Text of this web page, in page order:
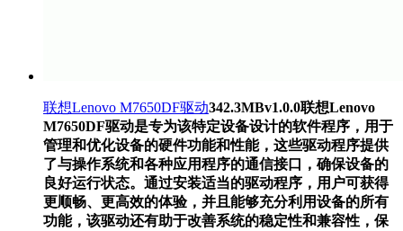
联想Lenovo M7650DF驱动342.3MBv1.0.0联想Lenovo
M7650DF驱动是专为该特定设备设计的软件程序，用于
管理和优化设备的硬件功能和性能，这些驱动程序提供
了与操作系统和各种应用程序的通信接口，确保设备的
良好运行状态。通过安装适当的驱动程序，用户可获得
更顺畅、更高效的体验，并且能够充分利用设备的所有
功能，该驱动还有助于改善系统的稳定性和兼容性，保